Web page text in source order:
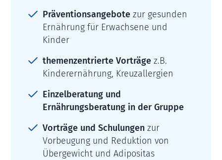
Präventionsangebote zur gesunden
Ernährung für Erwachsene und
Kinder
themenzentrierte Vorträge z.B.
Kinderernährung, Kreuzallergien
Einzelberatung und
Ernährungsberatung in der Gruppe
Vorträge und Schulungen zur
Vorbeugung und Reduktion von
Übergewicht und Adipositas